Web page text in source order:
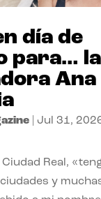
día de
para… la
Ana
| Jul 31,
Real,
y